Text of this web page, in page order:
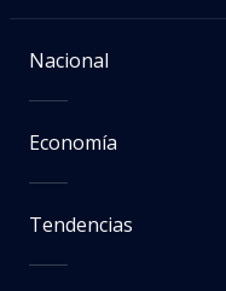
Nacional
Economía
Tendencias